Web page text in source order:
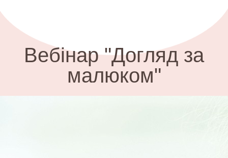
Вебінар "Догляд за
малюком"